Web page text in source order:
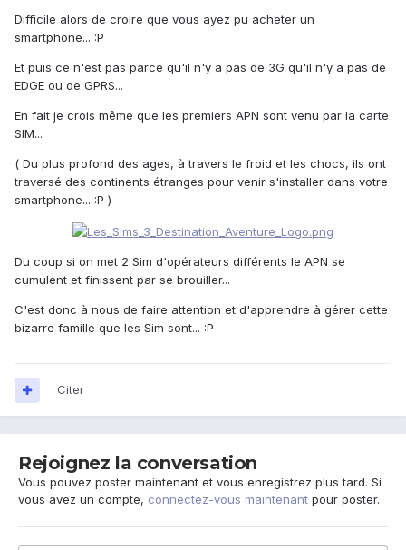
Difficile alors de croire que vous ayez pu acheter un
smartphone... :P
Et puis ce n'est pas parce qu'il n'y a pas de 3G qu'il n'y a pas de
EDGE ou de GPRS...
En fait je crois même que les premiers APN sont venu par la carte
SIM...
( Du plus profond des ages, à travers le froid et les chocs, ils ont
traversé des continents étranges pour venir s'installer dans votre
smartphone... :P )
Du coup si on met 2 Sim d'opérateurs différents le APN se
cumulent et finissent par se brouiller...
C'est donc à nous de faire attention et d'apprendre à gérer cette
bizarre famille que les Sim sont... :P
Citer
Rejoignez la conversation
Vous pouvez poster maintenant et vous enregistrez plus tard. Si
vous avez un compte, connectez-vous maintenant pour poster.